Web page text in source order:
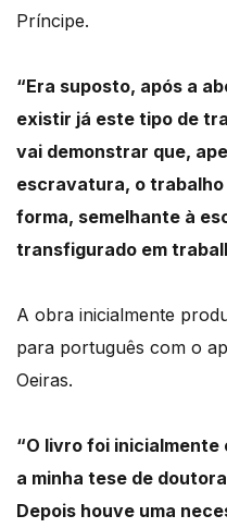
Príncipe.
“Era suposto, após a
existir já este tipo de
vai demonstrar que,
escravatura, o
forma, semelhante à
transfigurado em
A obra inicialmente
para português com o
Oeiras.
“O livro foi
a minha tese de
Depois houve uma